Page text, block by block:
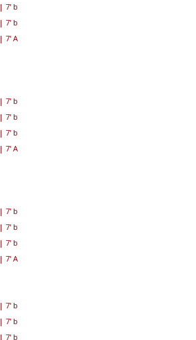
7' b
7' b
7' A
7' b
7' b
7' b
7' A
7' b
7' b
7' b
7' A
7' b
7' b
7' b